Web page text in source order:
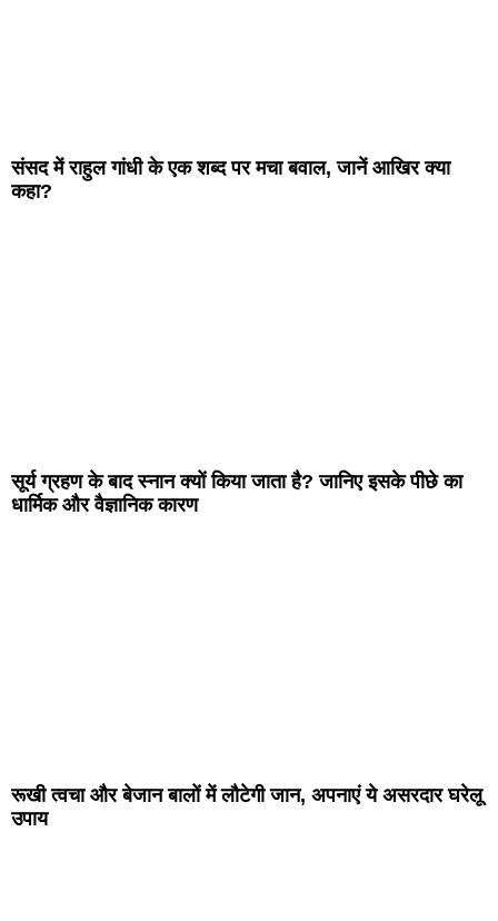
संसद में राहुल गांधी के एक शब्द पर मचा बवाल, जानें आखिर क्या
कहा?
सूर्य ग्रहण के बाद स्नान क्यों किया जाता है? जानिए इसके पीछे का
धार्मिक और वैज्ञानिक कारण
रूखी त्वचा और बेजान बालों में लौटेगी जान, अपनाएं ये असरदार घरेलू
उपाय